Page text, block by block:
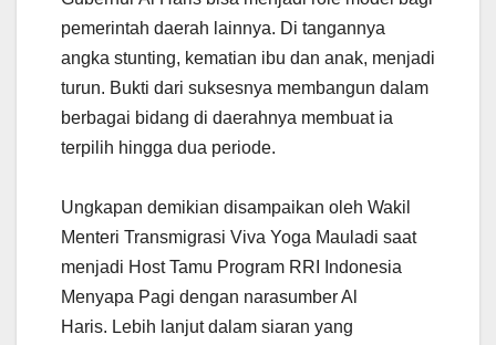
A
p
p
o
o
k
e
r
r
a
m
pemerintah daerah lainnya. Di tangannya
angka stunting, kematian ibu dan anak, menjadi
turun. Bukti dari suksesnya membangun dalam
berbagai bidang di daerahnya membuat ia
terpilih hingga dua periode.
Ungkapan demikian disampaikan oleh Wakil
Menteri Transmigrasi Viva Yoga Mauladi saat
menjadi Host Tamu Program RRI Indonesia
Menyapa Pagi dengan narasumber Al
Haris. Lebih lanjut dalam siaran yang